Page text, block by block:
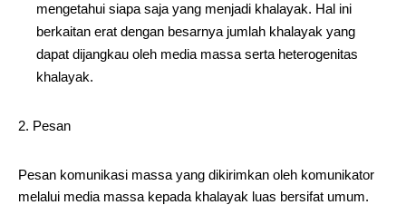
mengetahui siapa saja yang menjadi khalayak. Hal ini
berkaitan erat dengan besarnya jumlah khalayak yang
dapat dijangkau oleh media massa serta heterogenitas
khalayak.
2. Pesan
Pesan komunikasi massa yang dikirimkan oleh komunikator
melalui media massa kepada khalayak luas bersifat umum.